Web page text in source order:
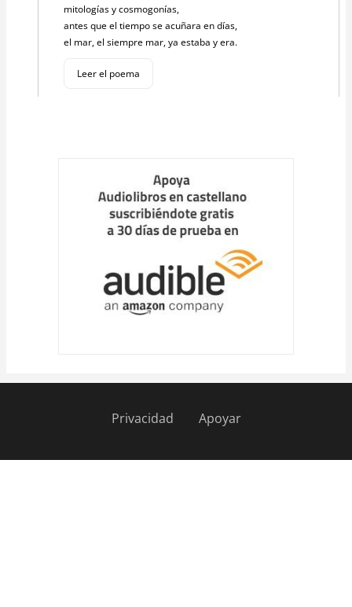
mitologías y cosmogonías,
antes que el tiempo se acuñara en días,
el mar, el siempre mar, ya estaba y era.
Leer el poema
Privacidad Apoyar